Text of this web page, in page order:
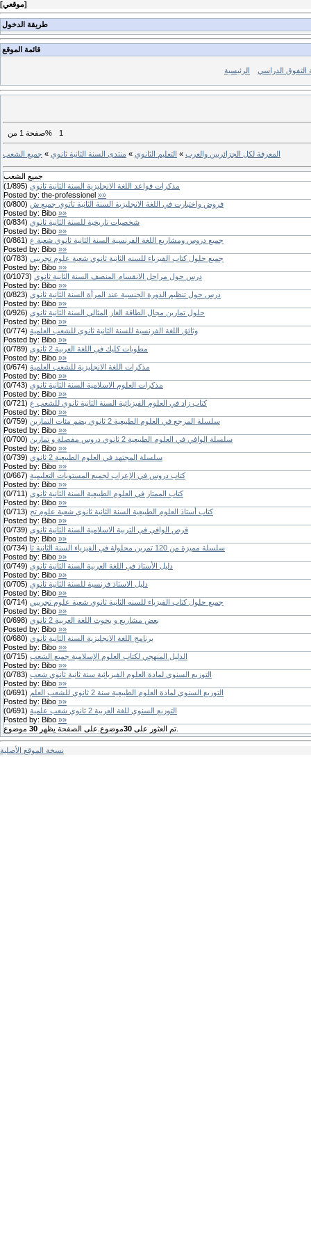
[موقعي]
طريقة الدخول
قائمة الموقع
الرئيسية التفوق الدراسي
صفحة 1 من% 1
المعرفة لكل الجزائريين والعرب » التعليم الثانوي » منتدى السنة الثانية ثانوي » جميع الشعب
جميع الشعب
مذكرات قواعد اللغة الانجليزية السنة الثانية ثانوي (
1/895
)
Posted by: the-professionel »»
فروض واختبارت في اللغة الانجليزية السنة الثانية ثاتوي جميع ش (
0/800
)
Posted by: Bibo »»
شخصيات تاريخية للسنة الثانية ثانوي (
0/834
)
Posted by: Bibo »»
جميع دروس ومشاريع اللغة الفرنسية السنة الثانية ثانوي شعبة ع (
0/861
)
Posted by: Bibo »»
جميع حلول كتاب الفيزياء للسنه الثانية ثانوي شعبة علوم تجريبي (
0/783
)
Posted by: Bibo »»
درس حول مراحل الانقسام المنصف السنة الثانية ثانوي (
0/1073
)
Posted by: Bibo »»
درس حول تنظيم الدورة الجنسية عند المرأة السنة الثانية ثانوي (
0/823
)
Posted by: Bibo »»
حلول تمارين مجال الطاقة الغاز المثالي السنة الثانية ثانوي (
0/926
)
Posted by: Bibo »»
وثائق اللغة الفرنسية للسنة الثانية ثانوي للشعب العلمية (
0/774
)
Posted by: Bibo »»
مطويات كليك في اللغة العربية 2 ثانوي
(
0/789
)
Posted by: Bibo »»
مذكرات اللغة الانجليزية للشعب العلمية (
0/674
)
Posted by: Bibo »»
مذكرات العلوم الاسلامية السنة الثانية ثانوي (
0/743
)
Posted by: Bibo »»
كتاب زاد في العلوم الفيزيائية السنة الثانية ثانوي للشعب ع (
0/721
)
Posted by: Bibo »»
سلسلة المرجع في العلوم الطبيعية 2 ثانوي يضم مئات التمارين
(
0/759
)
Posted by: Bibo »»
سلسلة الوافي في العلوم الطبيعية 2 ثانوي دروس مفصلة و تمارين
(
0/700
)
Posted by: Bibo »»
سلسلة المجتهد في العلوم الطبيعية 2 ثانوي
(
0/739
)
Posted by: Bibo »»
كتاب دروس في الإعراب لجميع المستويات التعليمية (
0/667
)
Posted by: Bibo »»
كتاب الممتاز في العلوم الطبيعية السنة الثانية ثانوي (
0/711
)
Posted by: Bibo »»
كتاب أستاذ العلوم الطبيعية السنة الثانية ثانوي شعبة علوم تج (
0/713
)
Posted by: Bibo »»
قرص الوافي في التربية الاسلامية السنة الثانية ثانوي (
0/739
)
Posted by: Bibo »»
سلسلة مميزة من 120 تمرين محلولة في الفيزياء السنة الثانية ثا
(
0/734
)
Posted by: Bibo »»
دليل الأستاذ في اللغة العربية السنة الثانية ثانوي (
0/749
)
Posted by: Bibo »»
دليل الاستاذ فرنسية للسنة الثانية ثانوي (
0/705
)
Posted by: Bibo »»
جميع حلول كتاب الفيزياء للسنه الثانية ثانوي شعبة علوم تجريبي (
0/714
)
Posted by: Bibo »»
بعض مشاريع و بحوث اللغة العربية 2 ثانوي
(
0/698
)
Posted by: Bibo »»
برنامج اللغة الانجليزية السنة الثانية ثانوي (
0/680
)
Posted by: Bibo »»
الدليل المنهجي لكتاب العلوم الإسلامية جميع الشعب (
0/715
)
Posted by: Bibo »»
التوزيع السنوي لمادة العلوم الفيزيائية سنة ثانية ثانوي شعب (
0/783
)
Posted by: Bibo »»
التوزيع السنوي لمادة العلوم الطبيعية سنة 2 ثانوي للشعب العلم
(
0/691
)
Posted by: Bibo »»
التوزيع السنوي للغة العربية 2 ثانوي شعب علمية
(
0/691
)
Posted by: Bibo »»
تم العثور على 30موضوع.على الصفحة يظهر 30
نسخة الموقع الأصلية